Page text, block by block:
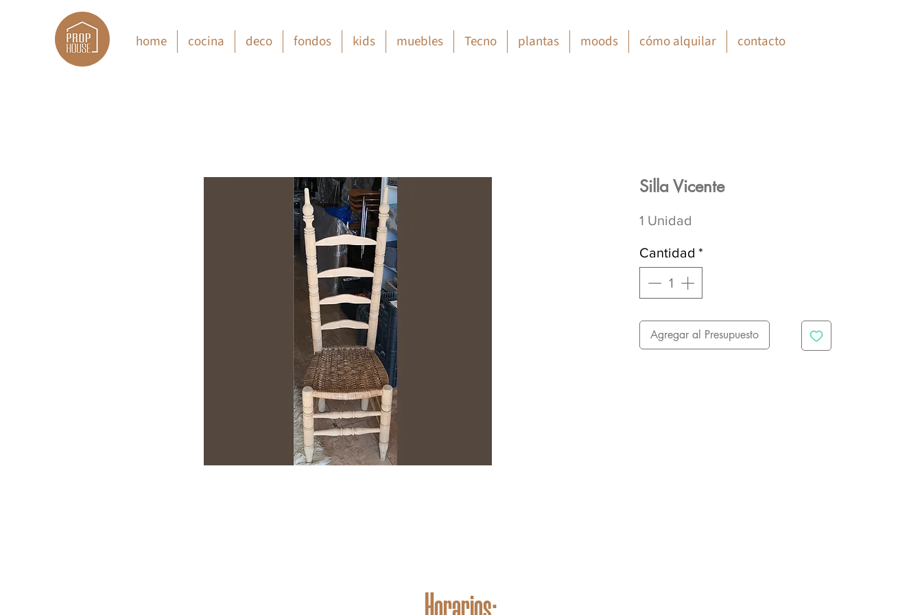
home cocina deco fondos kids muebles Tecno plantas moods cómo alquilar contacto
Silla Vicente
1 Unidad
Cantidad *
Agregar al Presupuesto